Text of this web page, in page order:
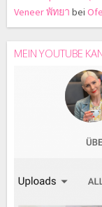
Veneer พัทยา bei
MEIN YOUTUBE